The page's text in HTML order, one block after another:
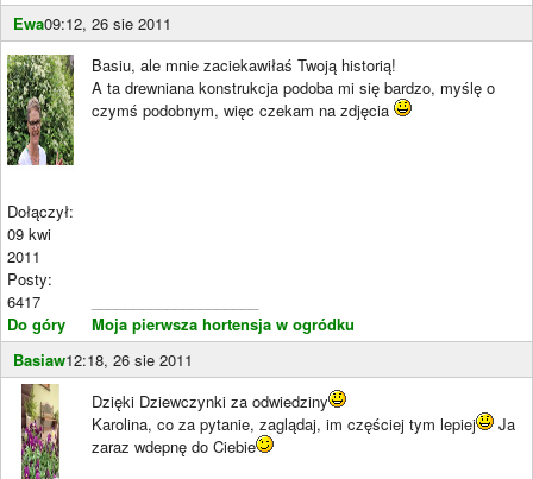
Ewa09:12, 26 sie 2011
Dołączył:
09 kwi
2011
Posty:
6417
Do góry
Basiu, ale mnie zaciekawiłaś Twoją historią!
A ta drewniana konstrukcja podoba mi się bardzo, myślę o
czymś podobnym, więc czekam na zdjęcia
Moja pierwsza hortensja w ogródku
Basiaw12:18, 26 sie 2011
Dzięki Dziewczynki za odwiedziny
Karolina, co za pytanie, zaglądaj, im częściej tym lepiej
Ja
zaraz wdepnę do Ciebie